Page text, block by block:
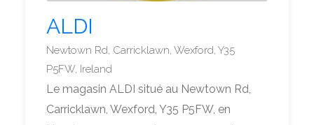
ALDI
Newtown Rd, Carricklawn, Wexford, Y35
P5FW, Ireland
Le magasin ALDI situé au Newtown Rd,
Carricklawn, Wexford, Y35 P5FW, en